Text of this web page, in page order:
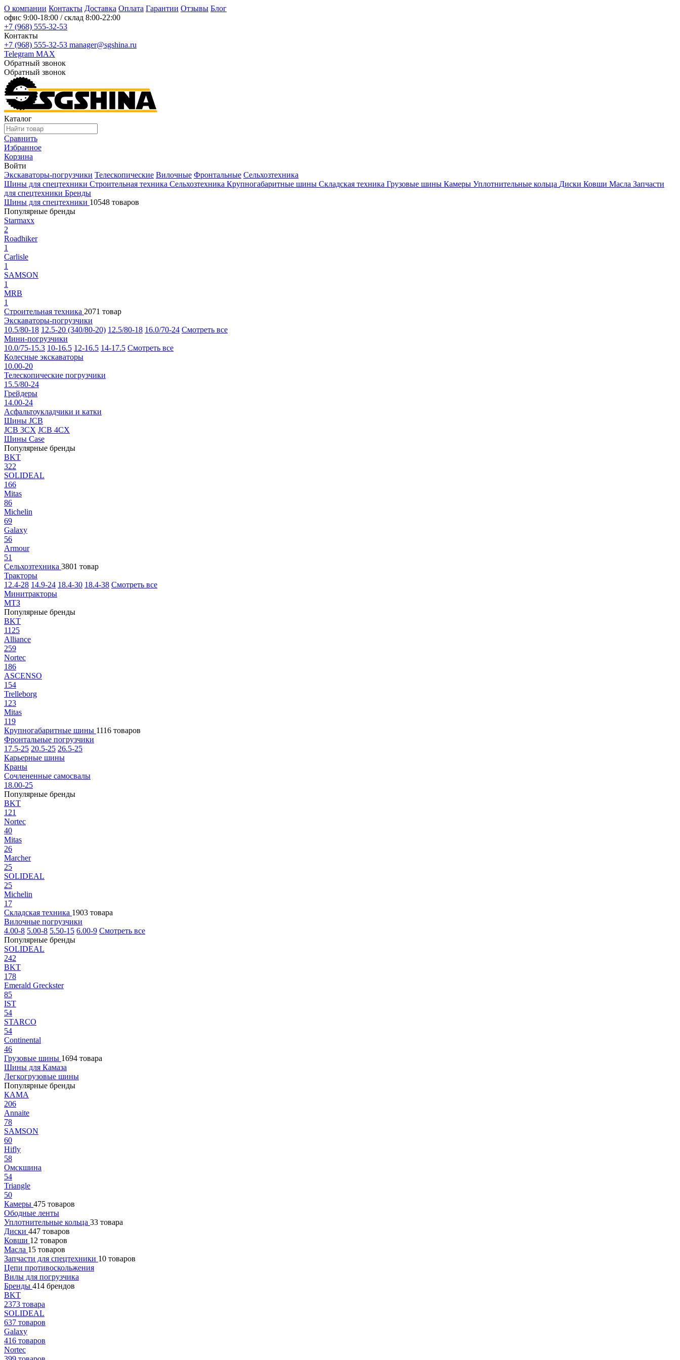
О компании Контакты Доставка Оплата Гарантии Отзывы Блог
офис 9:00-18:00 / склад 8:00-22:00
+7 (968) 555-32-53
Контакты
+7 (968) 555-32-53 manager@sgshina.ru
Telegram MAX
Обратный звонок
Обратный звонок
Каталог
Сравнить
Избранное
Корзина
Войти
Экскаваторы-погрузчики Телескопические Вилочные Фронтальные Сельхозтехника
Шины для спецтехники Строительная техника Сельхозтехника Крупногабаритные шины Складская техника Грузовые шины Камеры Уплотнительные кольца Диски Ковши Масла Запчасти
для спецтехники Бренды
Шины для спецтехники 10548 товаров
Популярные бренды
Starmaxx
2
Roadhiker
1
Carlisle
1
SAMSON
1
MRB
1
Строительная техника 2071 товар
Экскаваторы-погрузчики
10.5/80-18 12.5-20 (340/80-20) 12.5/80-18 16.0/70-24 Смотреть все
Мини-погрузчики
10.0/75-15.3 10-16.5 12-16.5 14-17.5 Смотреть все
Колесные экскаваторы
10.00-20
Телескопические погрузчики
15.5/80-24
Грейдеры
14.00-24
Асфальтоукладчики и катки
Шины JCB
JCB 3CX JCB 4CX
Шины Case
Популярные бренды
BKT
322
SOLIDEAL
166
Mitas
86
Michelin
69
Galaxy
56
Armour
51
Сельхозтехника 3801 товар
Тракторы
12.4-28 14.9-24 18.4-30 18.4-38 Смотреть все
Минитракторы
МТЗ
Популярные бренды
BKT
1125
Alliance
259
Nortec
186
ASCENSO
154
Trelleborg
123
Mitas
119
Крупногабаритные шины 1116 товаров
Фронтальные погрузчики
17.5-25 20.5-25 26.5-25
Карьерные шины
Краны
Сочлененные самосвалы
18.00-25
Популярные бренды
BKT
121
Nortec
40
Mitas
26
Marcher
25
SOLIDEAL
25
Michelin
17
Складская техника 1903 товара
Вилочные погрузчики
4.00-8 5.00-8 5.50-15 6.00-9 Смотреть все
Популярные бренды
SOLIDEAL
242
BKT
178
Emerald Greckster
85
IST
54
STARCO
54
Continental
46
Грузовые шины 1694 товара
Шины для Камаза
Легкогрузовые шины
Популярные бренды
КАМА
206
Annaite
78
SAMSON
60
Hifly
58
Омскшина
54
Triangle
50
Камеры 475 товаров
Ободные ленты
Уплотнительные кольца 33 товара
Диски 447 товаров
Ковши 12 товаров
Масла 15 товаров
Запчасти для спецтехники 10 товаров
Цепи противоскольжения
Вилы для погрузчика
Бренды 414 брендов
BKT
2373 товара
SOLIDEAL
637 товаров
Galaxy
416 товаров
Nortec